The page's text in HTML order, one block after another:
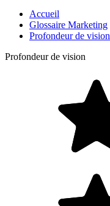
Accueil
Glossaire Marketing
Profondeur de vision
Profondeur de vision